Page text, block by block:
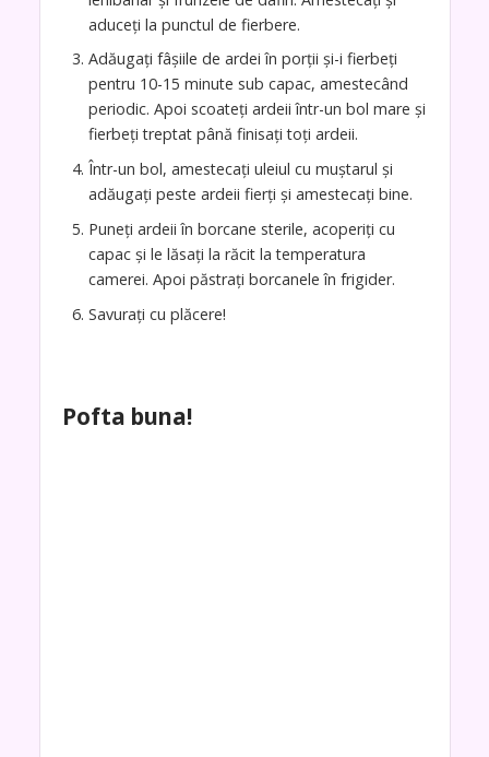
aduceți la punctul de fierbere.
Adăugați fâșiile de ardei în porții și-i fierbeți
pentru 10-15 minute sub capac, amestecând
periodic. Apoi scoateți ardeii într-un bol mare și
fierbeți treptat până finisați toți ardeii.
Într-un bol, amestecați uleiul cu muștarul și
adăugați peste ardeii fierți și amestecați bine.
Puneți ardeii în borcane sterile, acoperiți cu
capac și le lăsați la răcit la temperatura
camerei. Apoi păstrați borcanele în frigider.
Savurați cu plăcere!
Pofta buna!